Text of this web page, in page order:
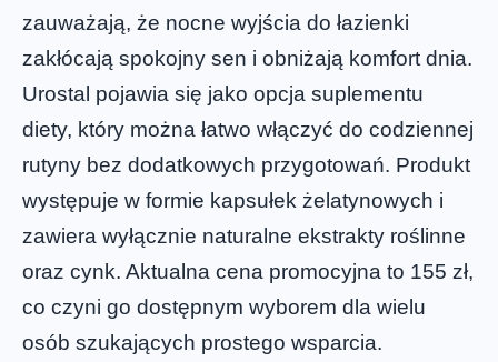
zauważają, że nocne wyjścia do łazienki
zakłócają spokojny sen i obniżają komfort dnia.
Urostal pojawia się jako opcja suplementu
diety, który można łatwo włączyć do codziennej
rutyny bez dodatkowych przygotowań. Produkt
występuje w formie kapsułek żelatynowych i
zawiera wyłącznie naturalne ekstrakty roślinne
oraz cynk. Aktualna cena promocyjna to 155 zł,
co czyni go dostępnym wyborem dla wielu
osób szukających prostego wsparcia.